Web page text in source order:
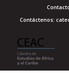
Contáctenos: